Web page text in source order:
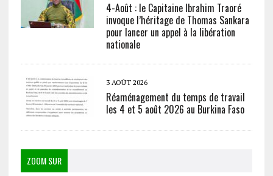
4-Août : le Capitaine Ibrahim Traoré
invoque l’héritage de Thomas Sankara
pour lancer un appel à la libération
nationale
3 AOÛT 2026
Réaménagement du temps de travail
les 4 et 5 août 2026 au Burkina Faso
ZOOM SUR